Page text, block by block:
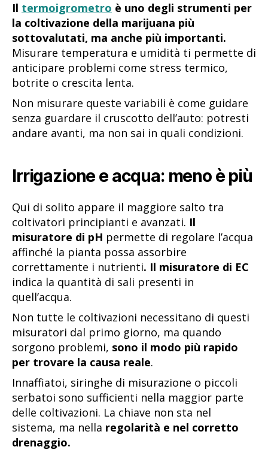
Il termoigrometro è uno degli strumenti per
la coltivazione della marijuana più
sottovalutati, ma anche più importanti.
Misurare temperatura e umidità ti permette di
anticipare problemi come stress termico,
botrite o crescita lenta.
Non misurare queste variabili è come guidare
senza guardare il cruscotto dell’auto: potresti
andare avanti, ma non sai in quali condizioni.
Irrigazione e acqua: meno è più
Qui di solito appare il maggiore salto tra
coltivatori principianti e avanzati. Il
misuratore di pH permette di regolare l’acqua
affinché la pianta possa assorbire
correttamente i nutrienti. Il misuratore di EC
indica la quantità di sali presenti in
quell’acqua.
Non tutte le coltivazioni necessitano di questi
misuratori dal primo giorno, ma quando
sorgono problemi, sono il modo più rapido
per trovare la causa reale.
Innaffiatoi, siringhe di misurazione o piccoli
serbatoi sono sufficienti nella maggior parte
delle coltivazioni. La chiave non sta nel
sistema, ma nella regolarità e nel corretto
drenaggio.